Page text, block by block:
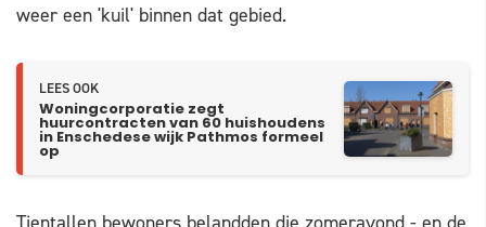
weer een 'kuil' binnen dat gebied.
LEES OOK
Woningcorporatie zegt
huurcontracten van 60 huishoudens
in Enschedese wijk Pathmos formeel
op